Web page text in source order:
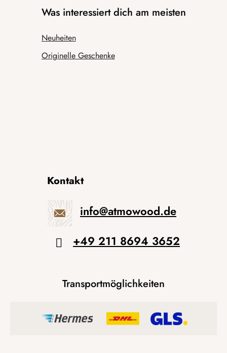
Was interessiert dich am meisten
Neuheiten
Originelle Geschenke
Kontakt
info@atmowood.de
+49 211 8694 3652
Transportmöglichkeiten